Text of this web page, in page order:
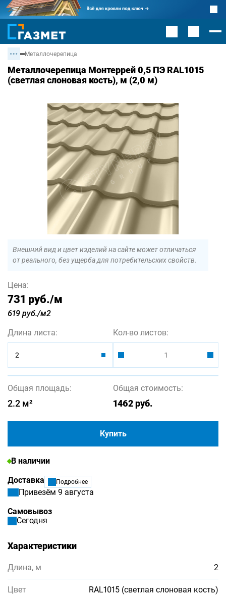
Металлочерепица
Металлочерепица Монтеррей 0,5 ПЭ RAL1015
(светлая слоновая кость), м (2,0 м)
Внешний вид и цвет изделий на сайте может отличаться
от реального, без ущерба для потребительских свойств.
Цена:
731 руб./м
619 руб./м2
Длина листа:
2
Кол-во листов:
Общая площадь:
2.2 м²
Общая стоимость:
1462руб.
Купить
В наличии
Доставка
Подробнее
Привезём 9 августа
Самовывоз
Сегодня
Характеристики
Длина, м 2
Цвет RAL1015 (светлая слоновая кость)